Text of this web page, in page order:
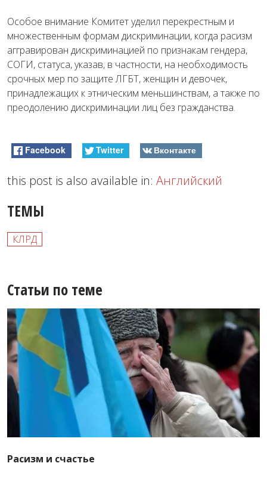
Особое внимание Комитет уделил перекрестным и
множественным формам дискриминации, когда расизм
аггравирован дискриминацией по признакам гендера,
СОГИ, статуса, указав, в частности, на необходимость
срочных мер по защите ЛГБТ, женщин и девочек,
принадлежащих к этническим меньшинствам, а также по
преодолению дискриминации лиц без гражданства.
Facebook Twitter Вконтакте
this post is also available in: Английский
ТЕМЫ
КЛРД
Статьи по теме
Расизм и счастье